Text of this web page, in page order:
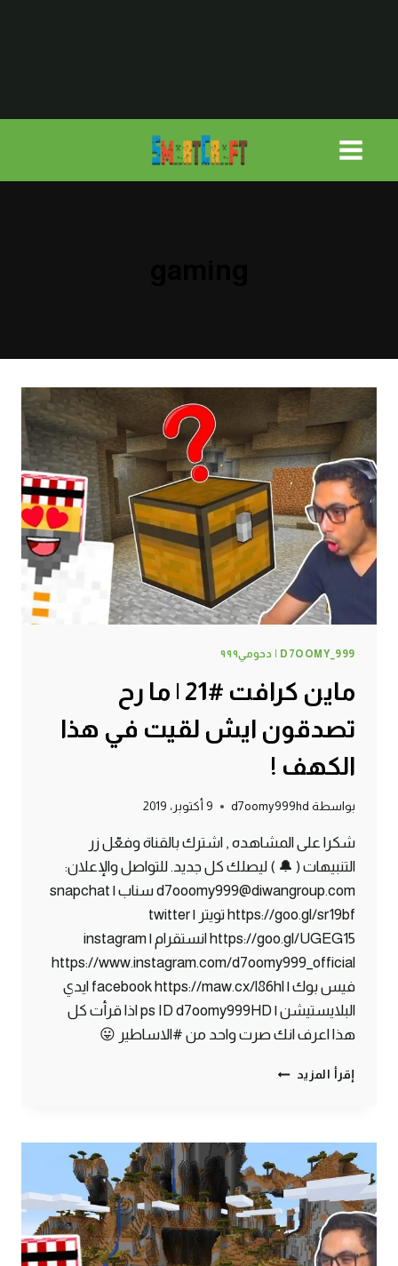
D7OOMY_999 | دحومي٩٩٩
ماين كرافت #21 | ما رح
تصدقون ايش لقيت في هذا
الكهف !
بواسطة d7oomy999hd 9 أكتوبر، 2019
شكرا على المشاهده , اشترك بالقناة وفعّل زر
التنبيهات ( 🔔 ) ليصلك كل جديد. للتواصل والإعلان:
d7ooomy999@diwangroup.com سناب | snapchat
https://goo.gl/sr19bf تويتر | twitter
https://goo.gl/UGEG15 انستقرام | instagram
https://www.instagram.com/d7oomy999_official
فيس بوك | facebook https://maw.cx/l86hl ايدي
البلايستيشن | ps ID d7oomy999HD اذا قرأت كل
هذا اعرف انك صرت واحد من #الاساطير 😛
إقرأ المزيد ماين
ما
تصدقون
ايش
لقيت
في
هذا